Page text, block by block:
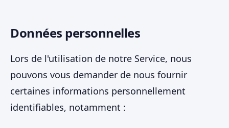
Données personnelles
Lors de l'utilisation de notre Service, nous
pouvons vous demander de nous fournir
certaines informations personnellement
identifiables, notamment :